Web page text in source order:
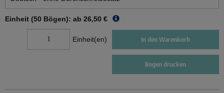
Einheit (50 Bögen): ab 26,50 €
Einheit(en) In den Warenkorb
Bogen drucken